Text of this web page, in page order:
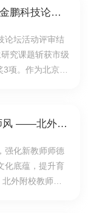
从生活小事出发，他们在金鹏科技论坛上交出亮眼答卷
论坛活动评审结
究课题斩获市级
3项。作为北京市
传承师道匠心 涵养师德师风 ——北外附校新教师师德专题研修
强化新教师师德
化底蕴，提升育
外附校教师发